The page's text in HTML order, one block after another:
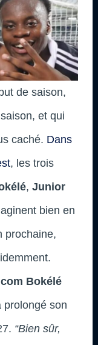
de saison,
et qui
caché. Dans
, les trois
, Junior
bien en
prochaine,
Bokélé
prolongé son
“Bien sûr,